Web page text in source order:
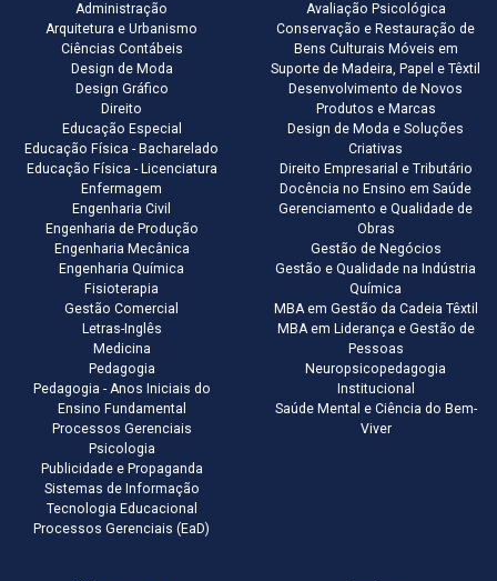
Administração
Arquitetura e Urbanismo
Ciências Contábeis
Design de Moda
Design Gráfico
Direito
Educação Especial
Educação Física - Bacharelado
Educação Física - Licenciatura
Enfermagem
Engenharia Civil
Engenharia de Produção
Engenharia Mecânica
Engenharia Química
Fisioterapia
Gestão Comercial
Letras-Inglês
Medicina
Pedagogia
Pedagogia - Anos Iniciais do
Ensino Fundamental
Processos Gerenciais
Psicologia
Publicidade e Propaganda
Sistemas de Informação
Tecnologia Educacional
Processos Gerenciais (EaD)
Avaliação Psicológica
Conservação e Restauração de
Bens Culturais Móveis em
Suporte de Madeira, Papel e Têxtil
Desenvolvimento de Novos
Produtos e Marcas
Design de Moda e Soluções
Criativas
Direito Empresarial e Tributário
Docência no Ensino em Saúde
Gerenciamento e Qualidade de
Obras
Gestão de Negócios
Gestão e Qualidade na Indústria
Química
MBA em Gestão da Cadeia Têxtil
MBA em Liderança e Gestão de
Pessoas
Neuropsicopedagogia
Institucional
Saúde Mental e Ciência do Bem-
Viver